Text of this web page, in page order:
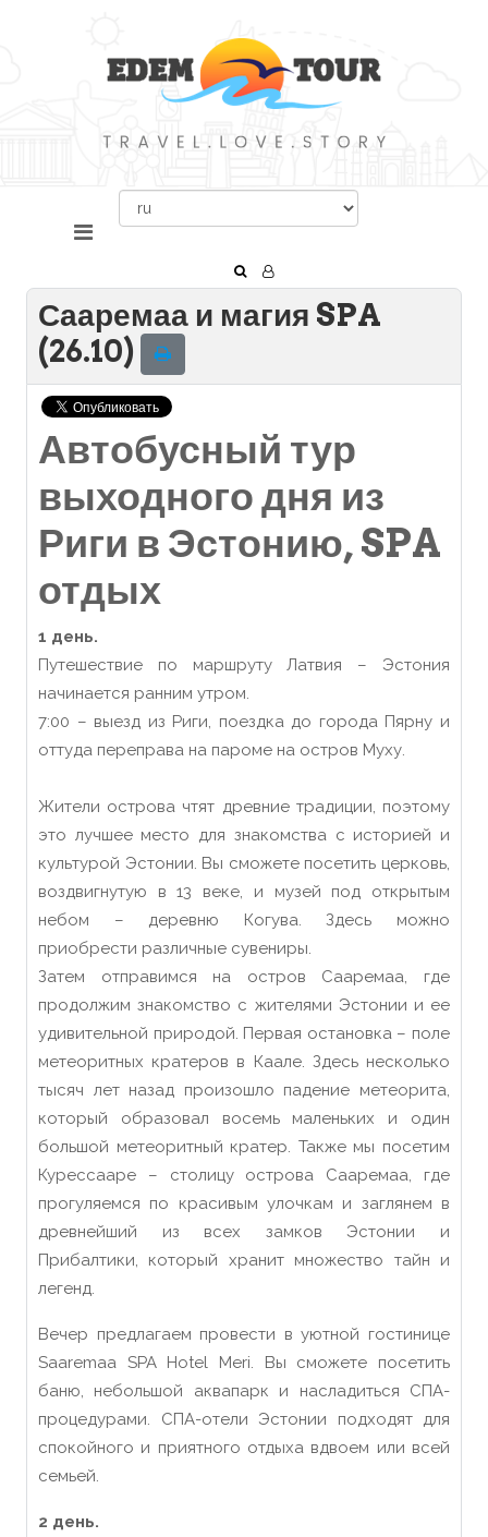
Сааремаа и магия SPA
(26.10)
Автобусный тур
выходного дня из
Риги в Эстонию, SPA
отдых
1 день.
Путешествие по маршруту Латвия – Эстония
начинается ранним утром.
7:00 – выезд из Риги, поездка до города Пярну и
оттуда переправа на пароме на остров Муху.
Жители острова чтят древние традиции, поэтому
это лучшее место для знакомства с историей и
культурой Эстонии. Вы сможете посетить церковь,
воздвигнутую в 13 веке, и музей под открытым
небом – деревню Когува. Здесь можно
приобрести различные сувениры.
Затем отправимся на остров Сааремаа, где
продолжим знакомство с жителями Эстонии и ее
удивительной природой. Первая остановка – поле
метеоритных кратеров в Каале. Здесь несколько
тысяч лет назад произошло падение метеорита,
который образовал восемь маленьких и один
большой метеоритный кратер. Также мы посетим
Курессааре – столицу острова Сааремаа, где
прогуляемся по красивым улочкам и заглянем в
древнейший из всех замков Эстонии и
Прибалтики, который хранит множество тайн и
легенд.
Вечер предлагаем провести в уютной гостинице
Saaremaa SPA Hotel Meri. Вы сможете посетить
баню, небольшой аквапарк и насладиться СПА-
процедурами. СПА-отели Эстонии подходят для
спокойного и приятного отдыха вдвоем или всей
семьей.
2 день.